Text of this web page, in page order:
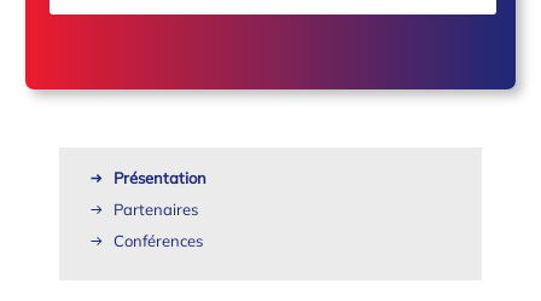
Présentation
Partenaires
Conférences